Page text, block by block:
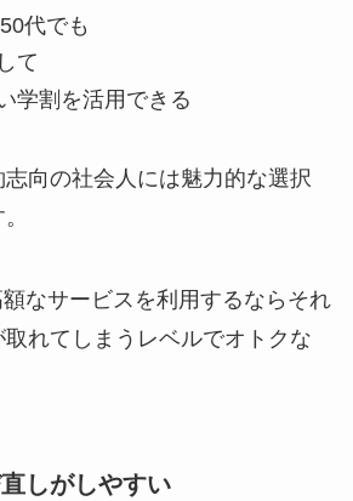
代でも
て
学割を活用できる
向の社会人には魅力的な選択
なサービスを利用するならそれ
れてしまうレベルでオトクな
しがしやすい